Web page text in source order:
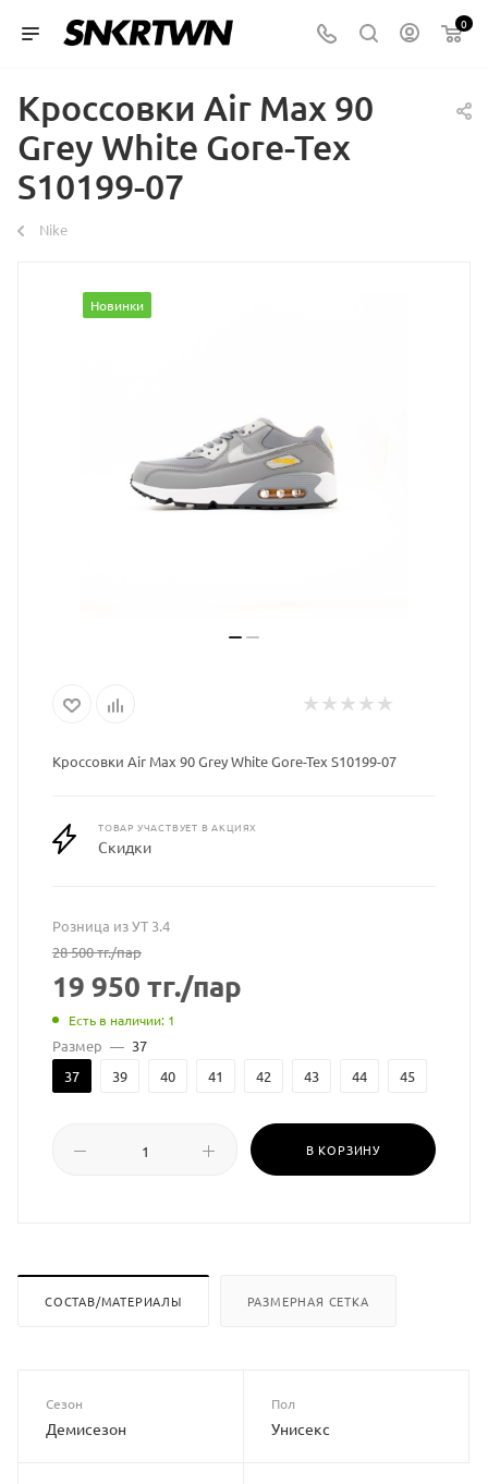
0
Кроссовки Air Max 90
Grey White Gore-Tex
S10199-07
Nike
Новинки
Кроссовки Air Max 90 Grey White Gore-Tex S10199-07
ТОВАР УЧАСТВУЕТ В АКЦИЯХ
Скидки
Розница из УТ 3.4
28 500тг./пар
19 950 тг./пар
Есть в наличии: 1
Размер — 37
37
39 40 41 42 43 44 45
В КОРЗИНУ
СОСТАВ/МАТЕРИАЛЫ РАЗМЕРНАЯ СЕТКА
Сезон
Демисезон
Пол
Унисекс